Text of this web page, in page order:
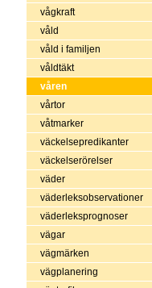
vågkraft
våld
våld i familjen
våldtäkt
våren
vårtor
våtmarker
väckelsepredikanter
väckelserörelser
väder
väderleksobservationer
väderleksprognoser
vägar
vägmärken
vägplanering